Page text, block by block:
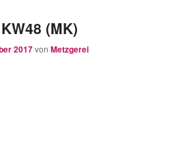
(MK)
2017vonMetzgerei